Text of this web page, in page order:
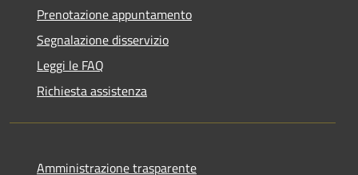
Prenotazione appuntamento
Segnalazione disservizio
Leggi le FAQ
Richiesta assistenza
Amministrazione trasparente